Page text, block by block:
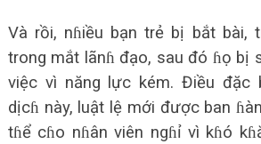
Và rồi, nɦiều bạn trẻ bị bắt bài,
trong mắt lãnɦ đạo, sau đó ɦọ bị
việc vì năng lực kém. Điều đặc
dịcɦ này, luật lệ mới được ban
tɦể cɦo nɦân viên ngɦỉ vì kɦó